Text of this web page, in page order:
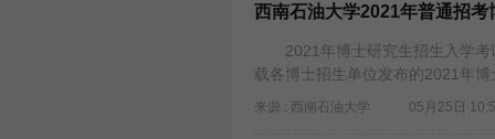
西南石油大学2021年普通招
2021年博士研究生招生入学考
载各博士招生单位发布的2021年
来源 : 西南石油大学 05月25日